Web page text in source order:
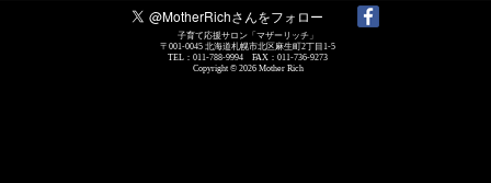
子育て応援サロン「マザーリッチ」
〒001-0045 北海道札幌市北区麻生町2丁目1-5
TEL：011-788-9994 FAX：011-736-9273
Copyright © 2026 Mother Rich